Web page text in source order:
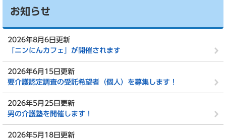
お知らせ
2026年8月6日更新
「ニンにんカフェ」が開催されます
2026年6月15日更新
要介護認定調査の受託希望者（個人）を募集します！
2026年5月25日更新
男の介護塾を開催します！
2026年5月18日更新